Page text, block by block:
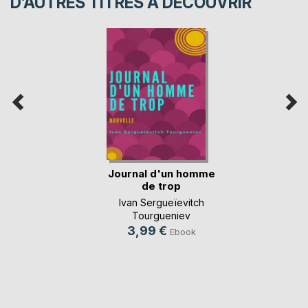
Journal d'un homme
de trop
Ivan Sergueïevitch
Tourgueniev
3,99 € Ebook